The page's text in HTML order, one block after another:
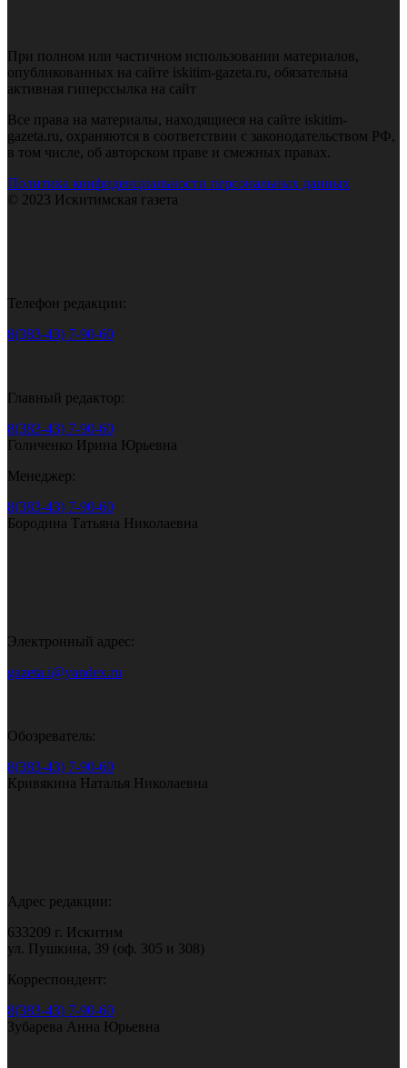
При полном или частичном использовании материалов,
опубликованных на сайте iskitim-gazeta.ru, обязательна
активная гиперссылка на сайт
Все права на материалы, находящиеся на сайте iskitim-
gazeta.ru, охраняются в соответствии с законодательством РФ,
в том числе, об авторском праве и смежных правах.
Политика конфиденциальности персональных данных
© 2023 Искитимская газета
Телефон редакции:
8(383-43) 7-90-60
Главный редактор:
8(383-43) 7-90-60
Голиченко Ирина Юрьевна
Менеджер:
8(383-43) 7-90-60
Бородина Татьяна Николаевна
Электронный адрес:
gazeta.i@yandex.ru
Обозреватель:
8(383-43) 7-90-60
Кривякина Наталья Николаевна
Адрес редакции:
633209 г. Искитим
ул. Пушкина, 39 (оф. 305 и 308)
Корреспондент:
8(383-43) 7-90-60
Зубарева Анна Юрьевна